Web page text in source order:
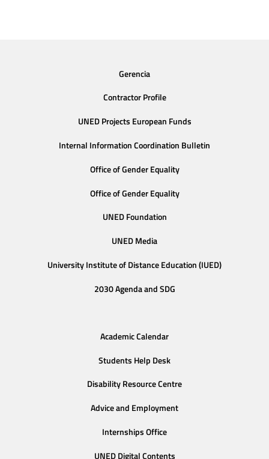
Gerencia
Contractor Profile
UNED Projects European Funds
Internal Information Coordination Bulletin
Office of Gender Equality
Office of Gender Equality
UNED Foundation
UNED Media
University Institute of Distance Education (IUED)
2030 Agenda and SDG
Academic Calendar
Students Help Desk
Disability Resource Centre
Advice and Employment
Internships Office
UNED Digital Contents